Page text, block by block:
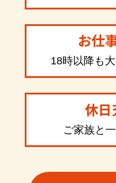
お仕
18時以降も
休日
ご家族と